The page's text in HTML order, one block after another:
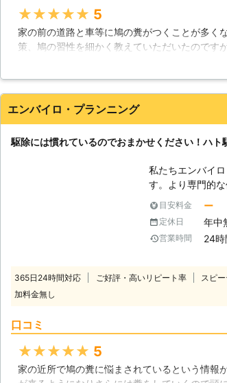
害があると思っ
ちは、環境を大
★★★★★ 5
家の前の道路と車等に鳩の糞がつくことが多く
策、鳩の習性を細かく教えていただいたのです
とのことで鳩が住めない環境、とどまれない環
納得のいく予算で済ませていただけました。作
やよくとまっている箇所に鳩避けを設置してい
していてその後の経過を見に来ていただき顧客
2016年11月30日
エンバイロ・プランニング
駆除には慣れているのでおまかせください！ハト
私たちエンバイ
す。より専門的
能です。シロア
も可能ですので
ランニングがこれ
駆除の必要性】
しないといけな
除が必要なので
早い段階がオス
目安料金 ー
定休日 年中
営業時間 24時
365日24時間対応 ご好評・高いリピート率 スピ
加料金無し
口コミ
★★★★★ 5
家の近所で鳩の糞に悩まされているという情報